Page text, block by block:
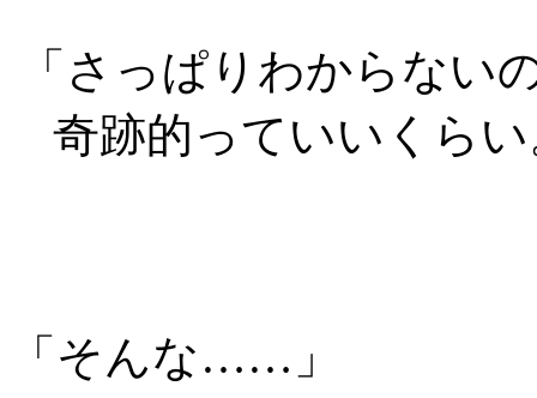
「さっぱりわからない
奇跡的っていいくら
「そんな……」